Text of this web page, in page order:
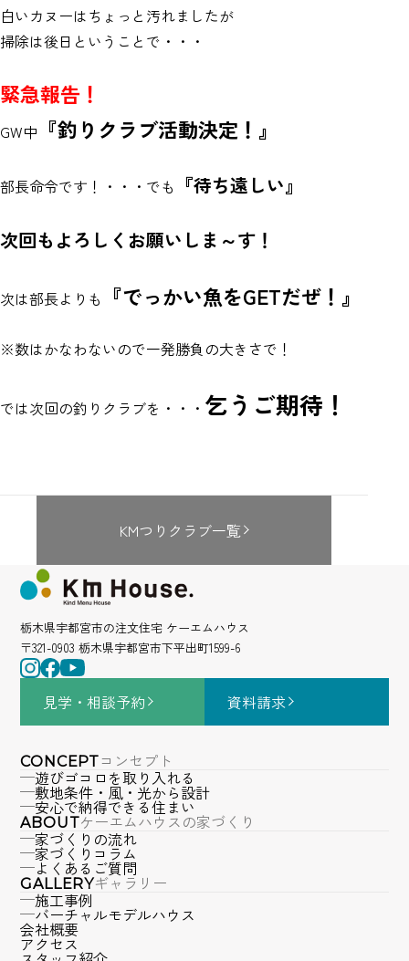
白いカヌーはちょっと汚れましたが
掃除は後日ということで・・・
緊急報告！
GW中 『釣りクラブ活動決定！』
部長命令です！・・・でも 『待ち遠しい』
次回もよろしくお願いしま～す！
次は部長よりも 『でっかい魚をGETだぜ！』
※数はかなわないので一発勝負の大きさで！
では次回の釣りクラブを・・・ 乞うご期待！
KMつりクラブ一覧
栃木県宇都宮市の注文住宅 ケーエムハウス
〒321-0903 栃木県宇都宮市下平出町1599-6
見学・相談予約 資料請求
CONCEPTコンセプト
遊びゴコロを取り入れる
敷地条件・風・光から設計
安心で納得できる住まい
ABOUTケーエムハウスの家づくり
家づくりの流れ
家づくりコラム
よくあるご質問
GALLERYギャラリー
施工事例
バーチャルモデルハウス
会社概要
アクセス